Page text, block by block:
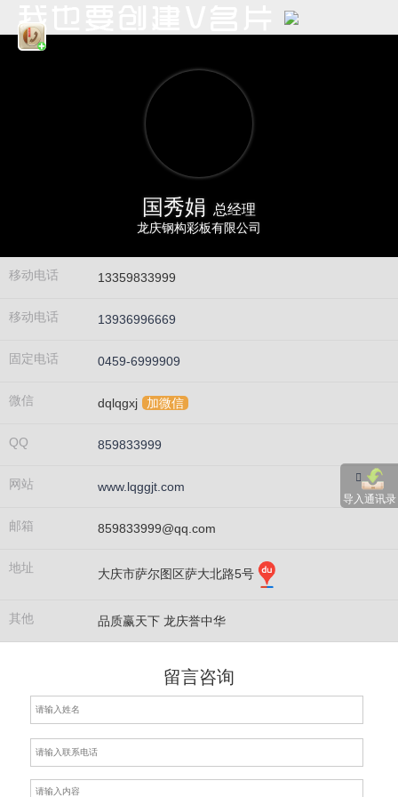
导入通讯录
国秀娟 总经理
龙庆钢构彩板有限公司
移动电话 13359833999
移动电话 13936996669
固定电话 0459-6999909
微信 dqlqgxj 加微信
QQ 859833999
网站 www.lqggjt.com
邮箱 859833999@qq.com
地址 大庆市萨尔图区萨大北路5号
其他 品质赢天下 龙庆誉中华
留言咨询